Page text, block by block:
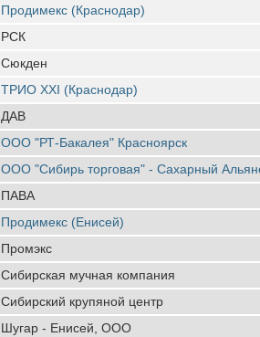
Продимекс (Краснодар)
РСК
Сюкден
ТРИО XXI (Краснодар)
ДАВ
ООО "РТ-Бакалея" Красноярск
ООО "Сибирь торговая" - Сахарный
ПАВА
Продимекс (Енисей)
Промэкс
Сибирская мучная компания
Сибирский крупяной центр
Шугар - Енисей, ООО